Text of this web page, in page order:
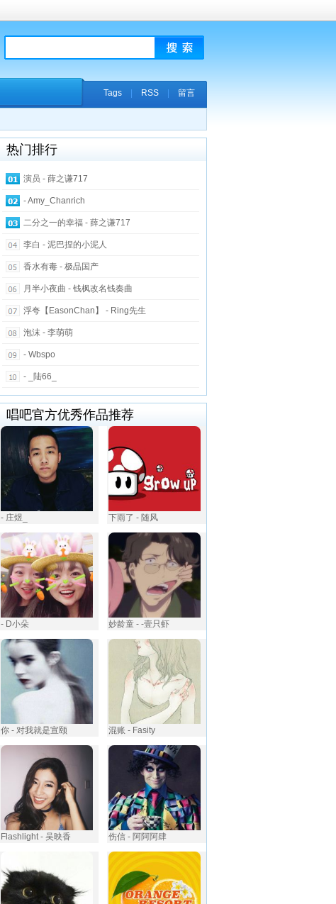
Tags| RSS| 留言
热门排行
演员 - 薛之谦717
- Amy_Chanrich
二分之一的幸福 - 薛之谦717
李白 - 泥巴捏的小泥人
香水有毒 - 极品国产
月半小夜曲 - 钱枫改名钱奏曲
浮夸【EasonChan】 - Ring先生
泡沫 - 李萌萌
- Wbspo
- _陆66_
唱吧官方优秀作品推荐
- 庄煜_ 下雨了 - 随风
- D小朵 妙龄童 - -壹只虾
你 - 对我就是宣颐 混账 - Fasity
Flashlight - 吴映香 伤信 - 阿阿阿肆